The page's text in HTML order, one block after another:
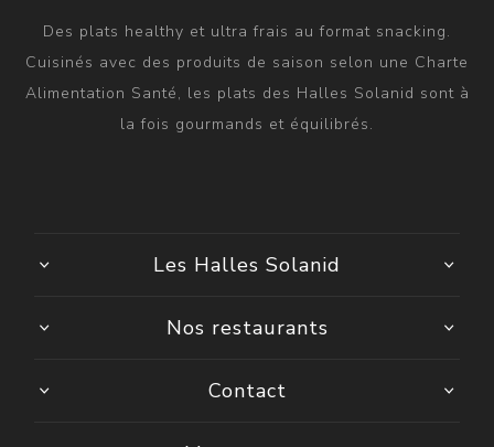
Des plats healthy et ultra frais au format snacking.
Cuisinés avec des produits de saison selon une Charte
Alimentation Santé, les plats des Halles Solanid sont à
la fois gourmands et équilibrés.
Les Halles Solanid
Nos restaurants
Contact